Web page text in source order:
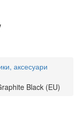
аксесуари
Black (EU)